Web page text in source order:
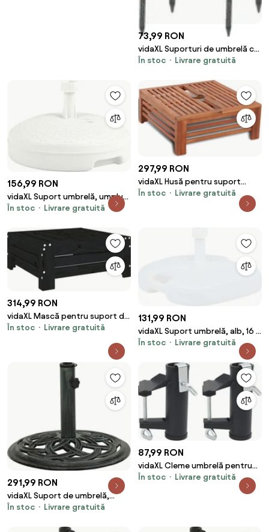
73,99 RON
vidaXL Suporturi de umbrelă cu
țăruși, 2 buc. 9x35 cm oțel
În stoc Livrare gratuită
156,99 RON
vidaXL Suport umbrelă, umplut
cu apă/nisip, alb, 20 L, plastic
În stoc Livrare gratuită
297,99 RON
vidaXL Husă pentru suport
umbrelă de soare, lemn
În stoc Livrare gratuită
314,99 RON
vidaXL Mască pentru suport de
umbrelă, negru, lemn masiv de
În stoc Livrare gratuită
131,99 RON
vidaXL Suport umbrelă, alb, 16 L,
plastic, umplere cu nisip/apă
În stoc Livrare gratuită
291,99 RON
vidaXL Suport de umbrelă,
verde, 44x44x31, fontă
În stoc Livrare gratuită
87,99 RON
vidaXL Cleme umbrelă pentru
balcon, 2 buc., 25-38 mm, oțel
În stoc Livrare gratuită